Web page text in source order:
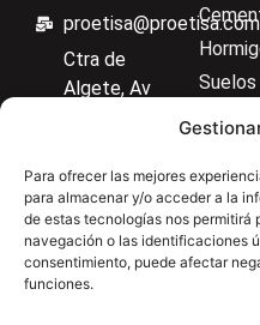
Para ofrecer las mejores
para almacenar y/o acceder a la
de estas tecnologías nos permitirá
navegación o las identificaciones
consentimiento, puede afectar
funciones.
proetisa@proetisa.com
Ctra de
Algete, Av
4,1, 28110
Algete,
Madrid
Suelos